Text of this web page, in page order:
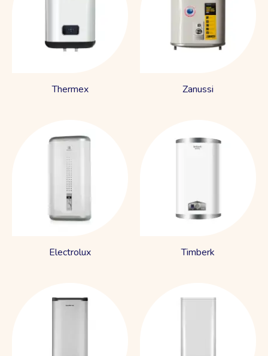
Thermex Zanussi
Electrolux Timberk